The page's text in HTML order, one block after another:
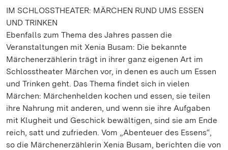
IM SCHLOSSTHEATER: MÄRCHEN RUND UMS ESSEN
UND TRINKEN
Ebenfalls zum Thema des Jahres passen die
Veranstaltungen mit Xenia Busam: Die bekannte
Märchenerzählerin trägt in ihrer ganz eigenen Art im
Schlosstheater Märchen vor, in denen es auch um Essen
und Trinken geht. Das Thema findet sich in vielen
Märchen: Märchenhelden kochen und essen, sie teilen
ihre Nahrung mit anderen, und wenn sie ihre Aufgaben
mit Klugheit und Geschick bewältigen, sind sie am Ende
reich, satt und zufrieden. Vom „Abenteuer des Essens“,
so die Märchenerzählerin Xenia Busam, berichten die von